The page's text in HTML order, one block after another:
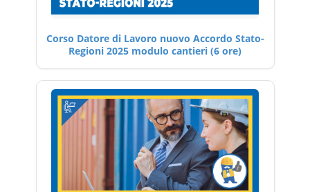
Corso Datore di Lavoro nuovo Accordo Stato-
Regioni 2025 modulo cantieri (6 ore)